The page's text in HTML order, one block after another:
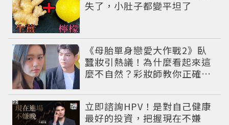
失了，小肚子都變平坦了
《母胎單身戀愛大作戰2》臥
蠶妝引熱議！為什麼看起來這
麼不自然？彩妝師教你正確畫
立即諮詢HPV！是對自己健康
最好的投資，把握現在不嫌
PR